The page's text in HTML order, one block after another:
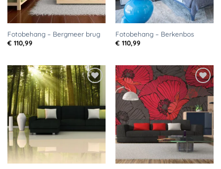
Fotobehang – Bergmeer brug
€ 110,99
Fotobehang – Berkenbos
€ 110,99
Toevoegen
aan
verlanglijst
Toevoegen
aan
verlanglijst